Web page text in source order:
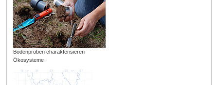
Bodenproben charakterisieren
Ökosysteme